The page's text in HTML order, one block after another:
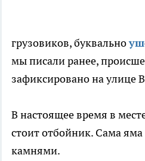
грузовиков, буквально
мы писали ранее,
зафиксировано на улице
В настоящее время в
стоит отбойник. Сама
камнями.